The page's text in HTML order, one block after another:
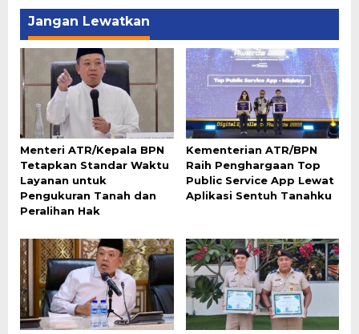
Jangan Lewatkan
Menteri ATR/Kepala BPN
Tetapkan Standar Waktu
Layanan untuk
Pengukuran Tanah dan
Peralihan Hak
Kementerian ATR/BPN
Raih Penghargaan Top
Public Service App Lewat
Aplikasi Sentuh Tanahku